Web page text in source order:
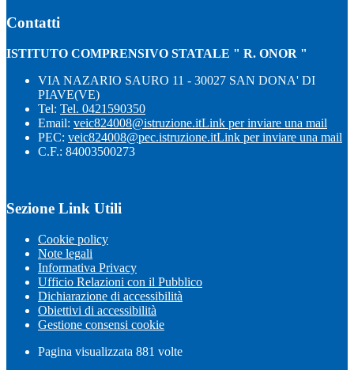
Contatti
ISTITUTO COMPRENSIVO STATALE " R. ONOR "
VIA NAZARIO SAURO 11 - 30027 SAN DONA' DI
PIAVE(VE)
Tel: Tel. 0421590350
Email: veic824008@istruzione.itLink per inviare una mail
PEC: veic824008@pec.istruzione.itLink per inviare una mail
C.F.: 84003500273
Sezione Link Utili
Cookie policy
Note legali
Informativa Privacy
Ufficio Relazioni con il Pubblico
Dichiarazione di accessibilità
Obiettivi di accessibilità
Gestione consensi cookie
Pagina visualizzata 881 volte